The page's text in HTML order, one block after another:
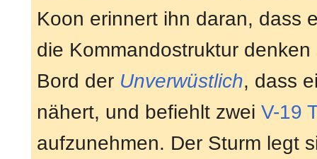
Koon erinnert ihn daran, dass
die Kommandostruktur
Bord der Unverwüstlich, dass
nähert, und befiehlt zwei V-19
aufzunehmen. Der Sturm legt